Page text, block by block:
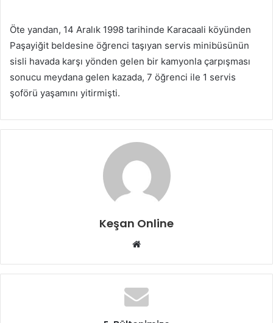
Öte yandan, 14 Aralık 1998 tarihinde Karacaali köyünden
Paşayiğit beldesine öğrenci taşıyan servis minibüsünün
sisli havada karşı yönden gelen bir kamyonla çarpışması
sonucu meydana gelen kazada, 7 öğrenci ile 1 servis
şoförü yaşamını yitirmişti.
Keşan Online
Web